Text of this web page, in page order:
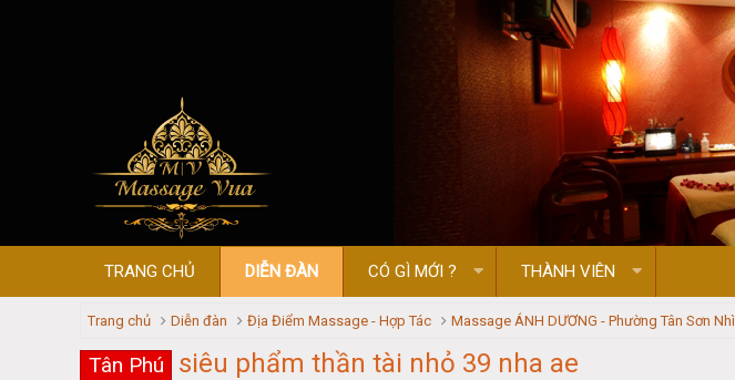
TRANG CHỦ DIỄN ĐÀN CÓ GÌ MỚI ? THÀNH VIÊN
Trang chủ Diễn đàn Địa Điểm Massage - Hợp Tác Massage ÁNH DƯƠNG - Phường Tân Sơn Nhì
Tân Phú siêu phẩm thần tài nhỏ 39 nha ae